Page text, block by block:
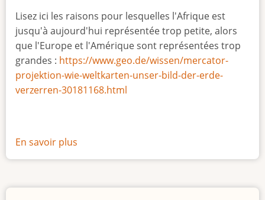
Lisez ici les raisons pour lesquelles l'Afrique est
jusqu'à aujourd'hui représentée trop petite, alors
que l'Europe et l'Amérique sont représentées trop
grandes : https://www.geo.de/wissen/mercator-
projektion-wie-weltkarten-unser-bild-der-erde-
verzerren-30181168.html
En savoir plus
La
taille